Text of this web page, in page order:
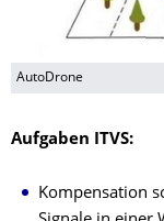
AutoDrone
Aufgaben ITVS:
Kompensation